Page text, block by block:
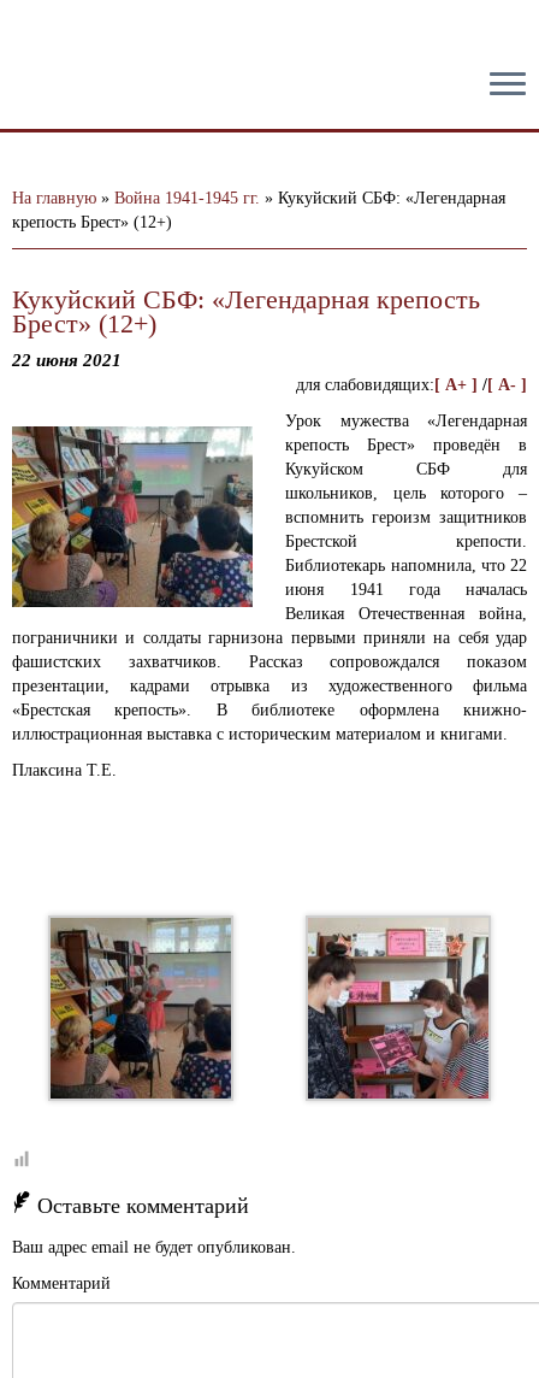
На главную » Война 1941-1945 гг. » Кукуйский СБФ: «Легендарная
крепость Брест» (12+)
Кукуйский СБФ: «Легендарная крепость
Брест» (12+)
22 июня 2021
для слабовидящих: [ A+ ] /[ A- ]
Урок мужества «Легендарная
крепость Брест» проведён в
Кукуйском СБФ для
школьников, цель которого –
вспомнить героизм защитников
Брестской крепости.
Библиотекарь напомнила, что 22
июня 1941 года началась
Великая Отечественная война,
пограничники и солдаты гарнизона первыми приняли на себя удар
фашистских захватчиков. Рассказ сопровождался показом
презентации, кадрами отрывка из художественного фильма
«Брестская крепость». В библиотеке оформлена книжно-
иллюстрационная выставка с историческим материалом и книгами.
Плаксина Т.Е.
Оставьте комментарий
Ваш адрес email не будет опубликован.
Комментарий